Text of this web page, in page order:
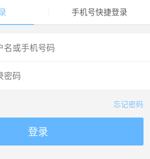
手机号快捷登录
忘记密码
登录